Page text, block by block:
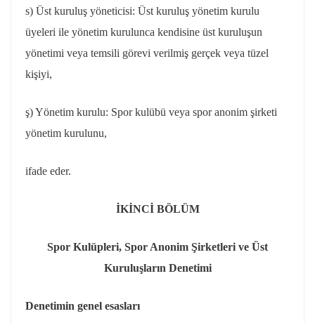
s) Üst kuruluş yöneticisi: Üst kuruluş yönetim kurulu
üyeleri ile yönetim kurulunca kendisine üst kuruluşun
yönetimi veya temsili görevi verilmiş gerçek veya tüzel
kişiyi,
ş) Yönetim kurulu: Spor kulübü veya spor anonim şirketi
yönetim kurulunu,
ifade eder.
İKİNCİ BÖLÜM
Spor Kulüpleri, Spor Anonim Şirketleri ve Üst
Kuruluşların Denetimi
Denetimin genel esasları